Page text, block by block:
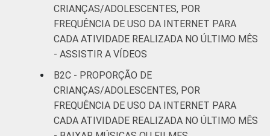
CRIANÇAS/ADOLESCENTES, POR
FREQUÊNCIA DE USO DA INTERNET PARA
CADA ATIVIDADE REALIZADA NO ÚLTIMO MÊS
- ASSISTIR A VÍDEOS
B2C - PROPORÇÃO DE
CRIANÇAS/ADOLESCENTES, POR
FREQUÊNCIA DE USO DA INTERNET PARA
CADA ATIVIDADE REALIZADA NO ÚLTIMO MÊS